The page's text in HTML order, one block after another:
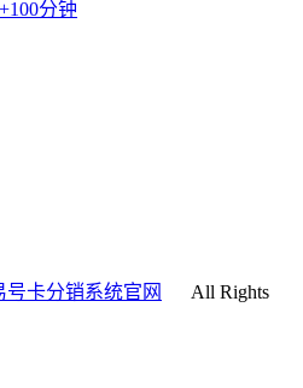
分钟
号卡分销系统官网
All Rights